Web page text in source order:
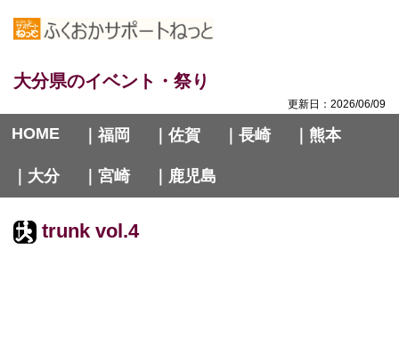
大分県のイベント・祭り
更新日：2026/06/09
HOME ｜福岡 ｜佐賀 ｜長崎 ｜熊本
｜大分 ｜宮崎 ｜鹿児島
trunk vol.4